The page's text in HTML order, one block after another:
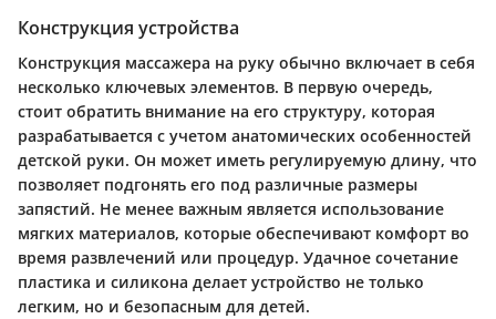
Конструкция устройства
Конструкция массажера на руку обычно включает в себя
несколько ключевых элементов. В первую очередь,
стоит обратить внимание на его структуру, которая
разрабатывается с учетом анатомических особенностей
детской руки. Он может иметь регулируемую длину, что
позволяет подгонять его под различные размеры
запястий. Не менее важным является использование
мягких материалов, которые обеспечивают комфорт во
время развлечений или процедур. Удачное сочетание
пластика и силикона делает устройство не только
легким, но и безопасным для детей.